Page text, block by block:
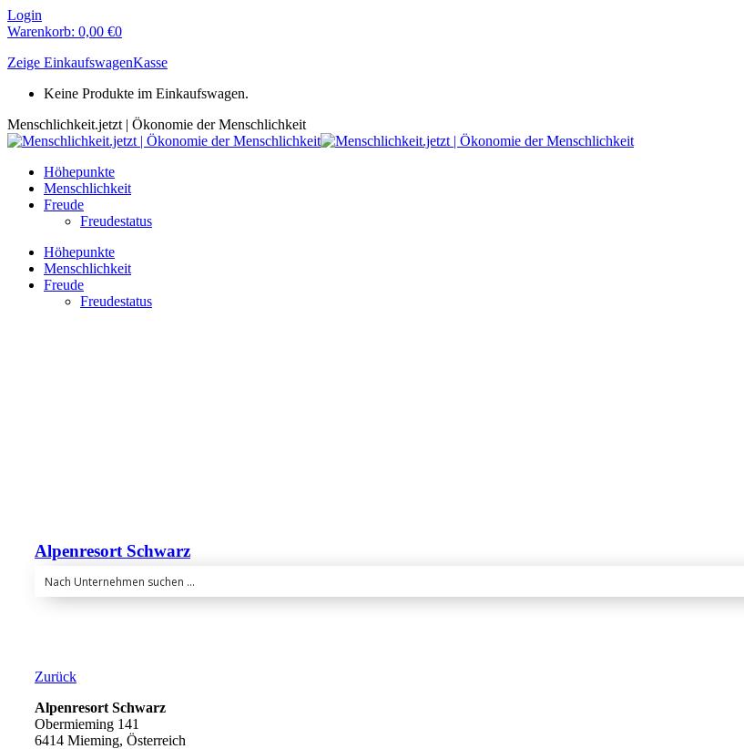
Zum
Inhalt
Login
Warenkorb: 0,00 €0
Zeige EinkaufswagenKasse
Keine Produkte im Einkaufswagen.
Menschlichkeit.jetzt | Ökonomie der Menschlichkeit
Höhepunkte
Menschlichkeit
Freude
Freudestatus
Höhepunkte
Menschlichkeit
Freude
Freudestatus
Alpenresort Schwarz
Zurück
Alpenresort Schwarz
Obermieming 141
6414 Mieming, Österreich